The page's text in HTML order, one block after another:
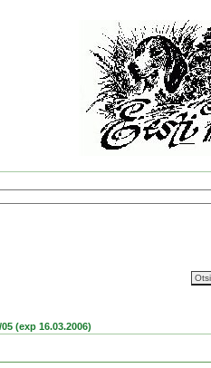
(exp 16.03.2006)